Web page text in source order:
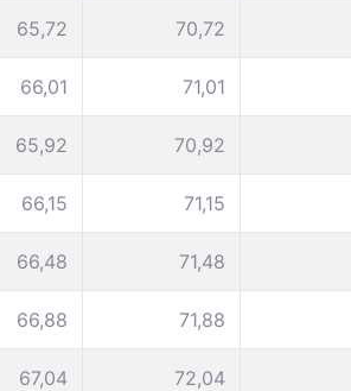
65,72 70,72
66,01 71,01
65,92 70,92
66,15 71,15
66,48 71,48
66,88 71,88
67,04 72,04